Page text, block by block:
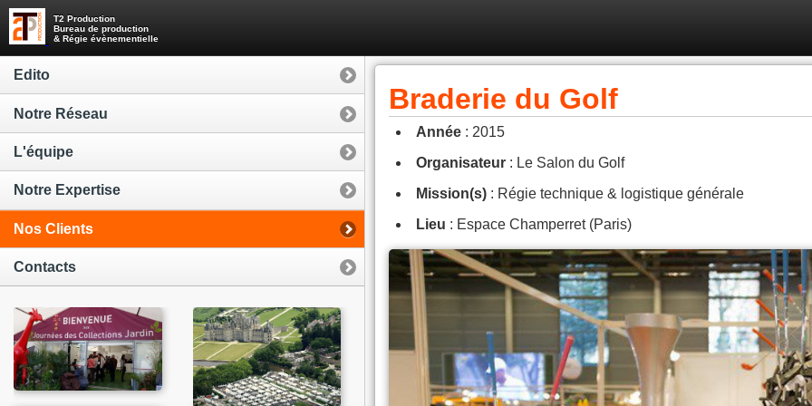
T2 Production
Bureau de production
& Régie évènementielle
Braderie du Golf
Année: 2015
Organisateur: Le Salon du Golf
Mission(s): Régie technique & logistique générale
Lieu : Espace Champerret (Paris)
Edito
Notre Réseau
L'équipe
Notre Expertise
Nos Clients
Contacts